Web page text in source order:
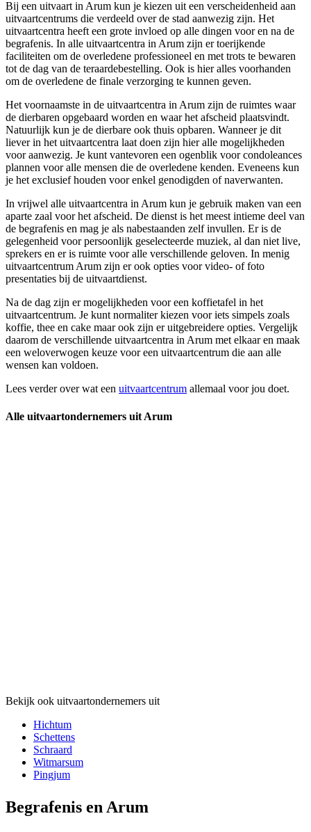
Bij een uitvaart in Arum kun je kiezen uit een verscheidenheid aan
uitvaartcentrums die verdeeld over de stad aanwezig zijn. Het
uitvaartcentra heeft een grote invloed op alle dingen voor en na de
begrafenis. In alle uitvaartcentra in Arum zijn er toerijkende
faciliteiten om de overledene professioneel en met trots te bewaren
tot de dag van de teraardebestelling. Ook is hier alles voorhanden
om de overledene de finale verzorging te kunnen geven.
Het voornaamste in de uitvaartcentra in Arum zijn de ruimtes waar
de dierbaren opgebaard worden en waar het afscheid plaatsvindt.
Natuurlijk kun je de dierbare ook thuis opbaren. Wanneer je dit
liever in het uitvaartcentra laat doen zijn hier alle mogelijkheden
voor aanwezig. Je kunt vantevoren een ogenblik voor condoleances
plannen voor alle mensen die de overledene kenden. Eveneens kun
je het exclusief houden voor enkel genodigden of naverwanten.
In vrijwel alle uitvaartcentra in Arum kun je gebruik maken van een
aparte zaal voor het afscheid. De dienst is het meest intieme deel van
de begrafenis en mag je als nabestaanden zelf invullen. Er is de
gelegenheid voor persoonlijk geselecteerde muziek, al dan niet live,
sprekers en er is ruimte voor alle verschillende geloven. In menig
uitvaartcentrum Arum zijn er ook opties voor video- of foto
presentaties bij de uitvaartdienst.
Na de dag zijn er mogelijkheden voor een koffietafel in het
uitvaartcentrum. Je kunt normaliter kiezen voor iets simpels zoals
koffie, thee en cake maar ook zijn er uitgebreidere opties. Vergelijk
daarom de verschillende uitvaartcentra in Arum met elkaar en maak
een weloverwogen keuze voor een uitvaartcentrum die aan alle
wensen kan voldoen.
Lees verder over wat een uitvaartcentrum allemaal voor jou doet.
Alle uitvaartondernemers uit Arum
Bekijk ook uitvaartondernemers uit
Hichtum
Schettens
Schraard
Witmarsum
Pingjum
Begrafenis en Arum